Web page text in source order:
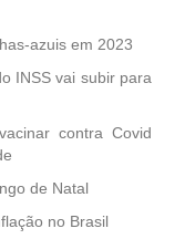
azuis em 2023
INSS vai subir para
contra Covid
de Natal
no Brasil